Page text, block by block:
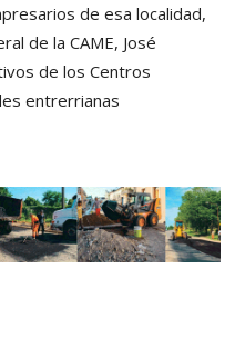
de esa localidad,
de la CAME, José
de los Centros
entrerrianas